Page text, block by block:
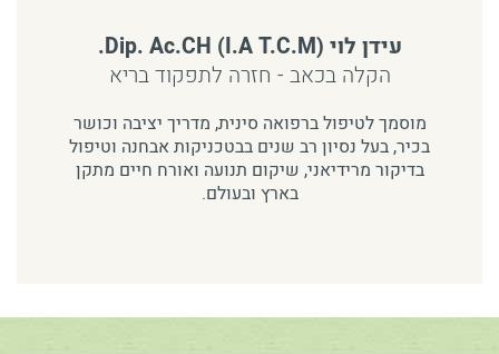
עידן לוי (Dip. Ac.CH (I.A T.C.M.
הקלה בכאב - חזרה לתפקוד בריא
מוסמך לטיפול ברפואה סינית, מדריך יציבה וכושר
בכיר, בעל נסיון רב שנים בבטכניקות אבחנה וטיפול
בדיקור מרידיאני, שיקום תנועה ואורח חיים מתקן
בארץ ובעולם.